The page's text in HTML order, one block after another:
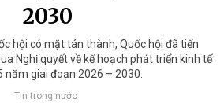
2030
hội có mặt tán thành, Quốc hội đã tiến
Nghị quyết về kế hoạch phát triển kinh tế
năm giai đoạn 2026 – 2030.
Tin trong nước